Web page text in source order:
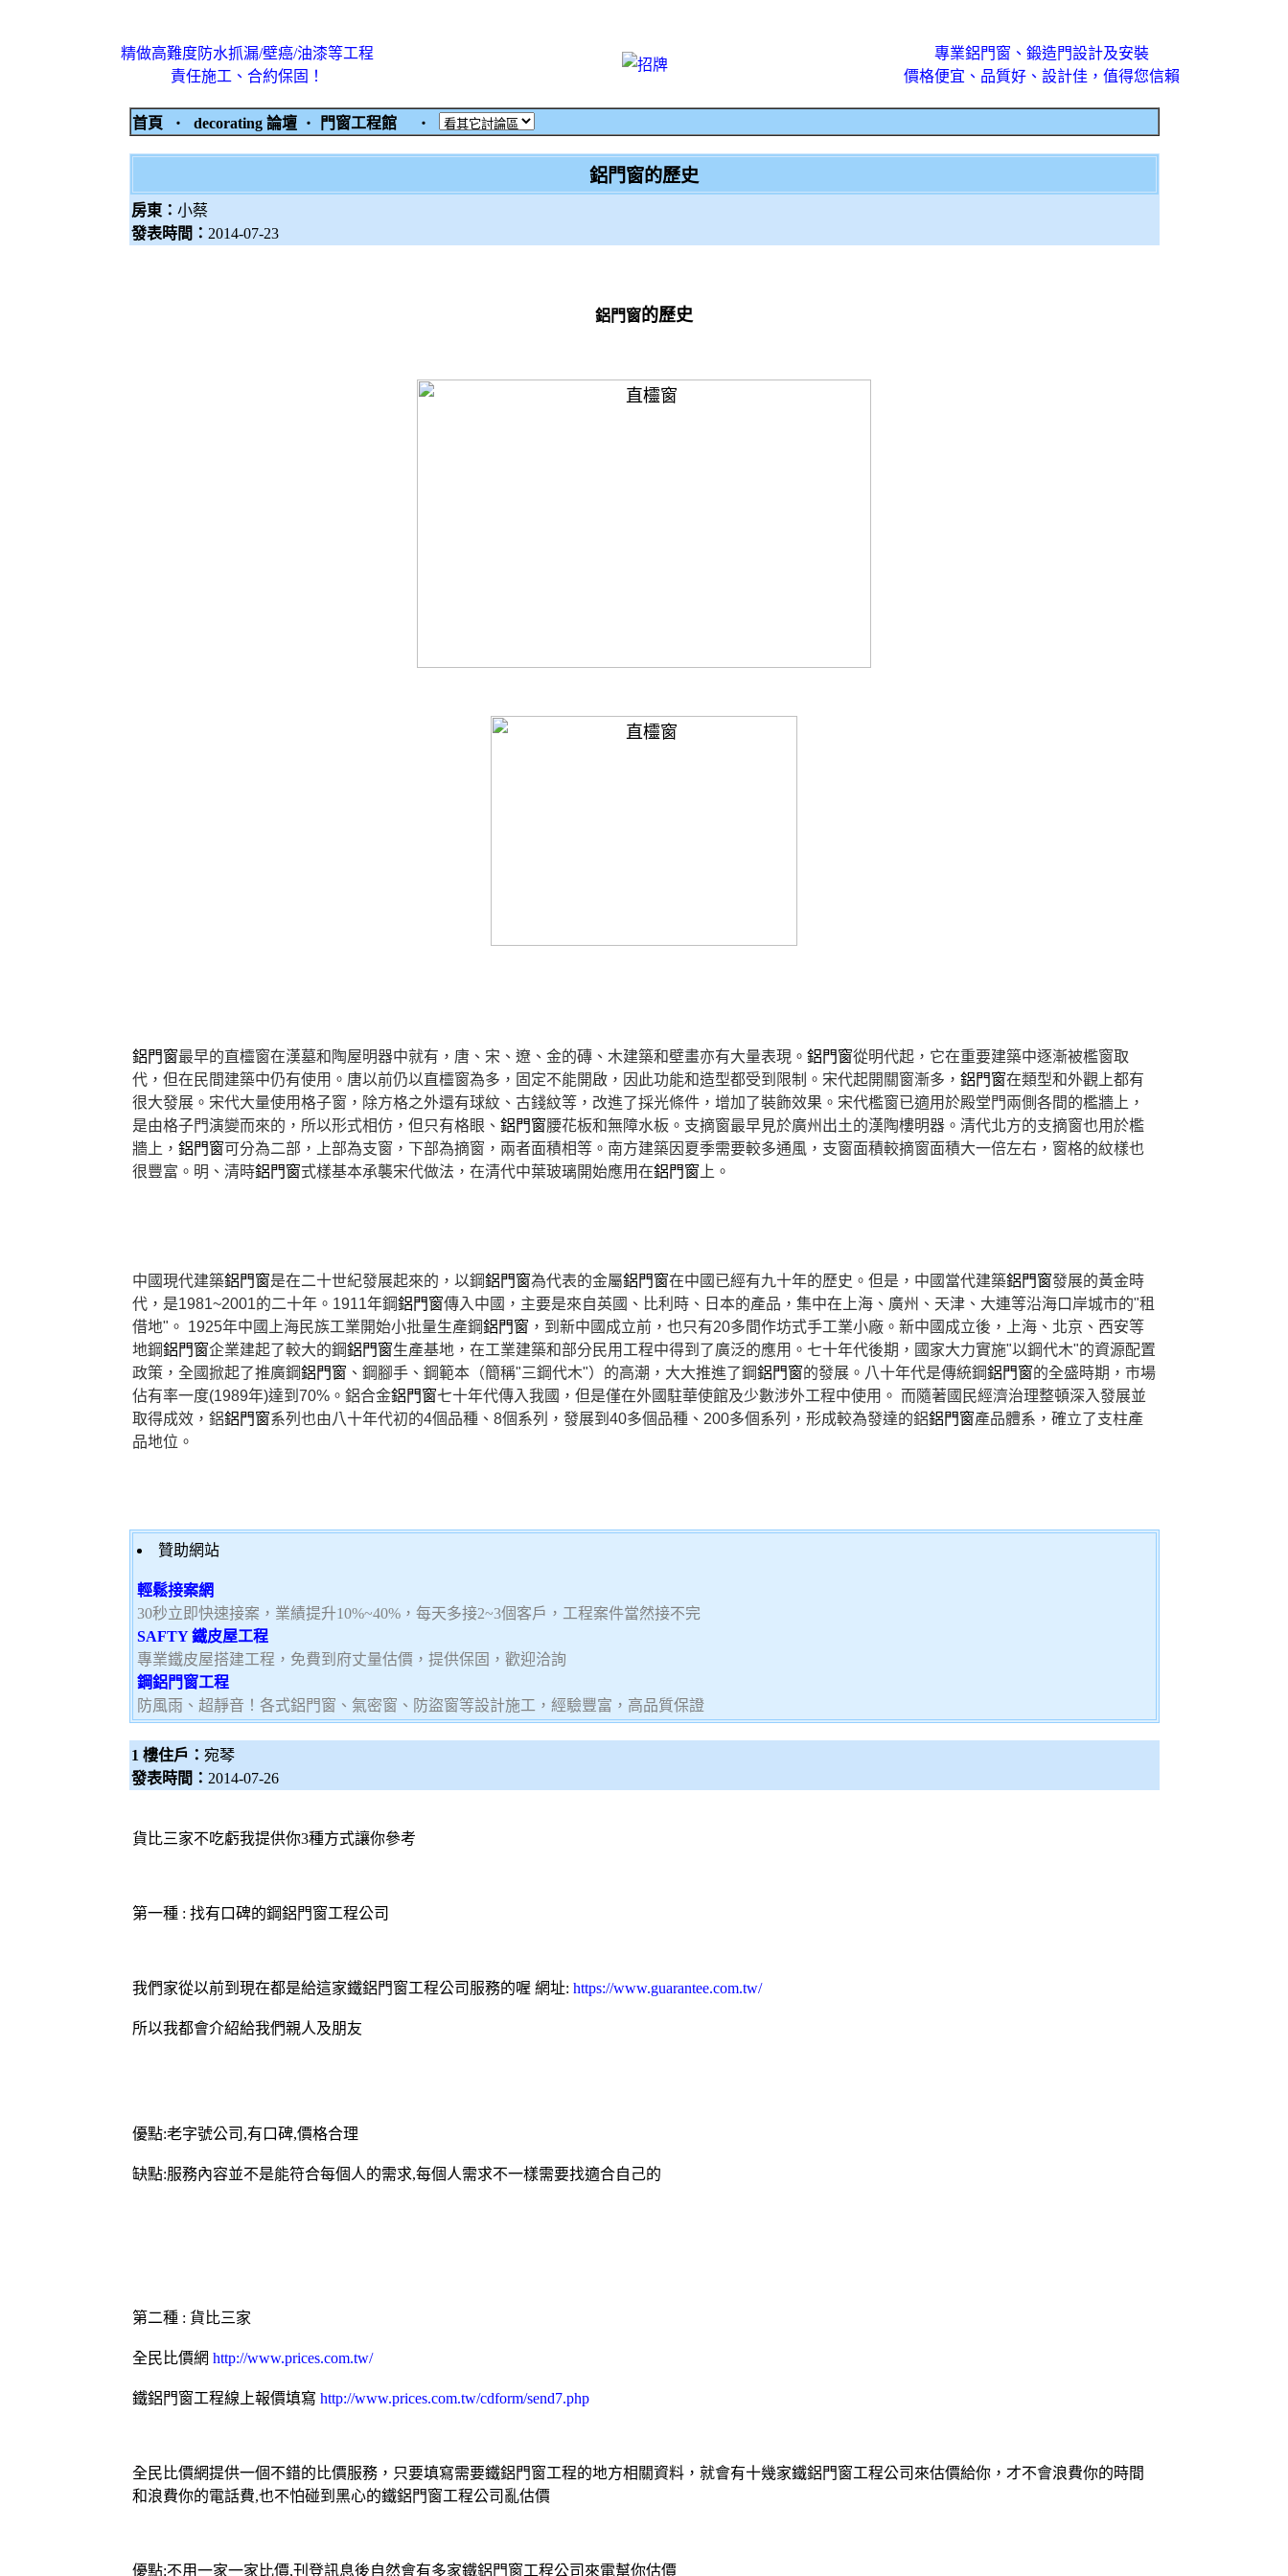
精做高難度防水抓漏/壁癌/油漆等工程
責任施工、合約保固！
專業鋁門窗、鍛造門設計及安裝
價格便宜、品質好、設計佳，值得您信賴
首頁 ‧ decorating 論壇 ‧ 門窗工程館 ‧
鋁門窗的歷史
房東： 小蔡
發表時間： 2014-07-23
鋁門窗的歷史
鋁門窗最早的直欞窗在漢墓和陶屋明器中就有，唐、宋、遼、金的磚、木建築和壁畫亦有大量表現。 鋁門窗從明代起，它在重要建築中逐漸被檻窗取
代，但在民間建築中仍有使用。唐以前仍以直欞窗為多，固定不能開啟，因此功能和造型都受到限制。宋代起開關窗漸多， 鋁門窗在類型和外觀上都有
很大發展。宋代大量使用格子窗，除方格之外還有球紋、古錢紋等，改進了採光條件，增加了裝飾效果。宋代檻窗已適用於殿堂門兩側各間的檻牆上，
是由格子門演變而來的，所以形式相仿，但只有格眼、 鋁門窗腰花板和無障水板。支摘窗最早見於廣州出土的漢陶樓明器。清代北方的支摘窗也用於檻
牆上， 鋁門窗可分為二部，上部為支窗，下部為摘窗，兩者面積相等。南方建築因夏季需要較多通風，支窗面積較摘窗面積大一倍左右，窗格的紋樣也
很豐富。明、清時鋁門窗式樣基本承襲宋代做法，在清代中葉玻璃開始應用在鋁門窗 上。
中國現代建築鋁門窗是在二十世紀發展起來的，以鋼鋁門窗為代表的金屬鋁門窗在中國已經有九十年的歷史。但是，中國當代建築鋁門窗發展的黃金時
代，是1981~2001的二十年。1911年鋼鋁門窗傳入中國，主要是來自英國、比利時、日本的產品，集中在上海、廣州、天津、大連等沿海口岸城市的"租
借地"。 1925年中國上海民族工業開始小批量生產鋼鋁門窗 ，到新中國成立前，也只有20多間作坊式手工業小廠。新中國成立後，上海、北京、西安等
地鋼鋁門窗企業建起了較大的鋼鋁門窗生產基地，在工業建築和部分民用工程中得到了廣泛的應用。七十年代後期，國家大力實施"以鋼代木"的資源配置
政策，全國掀起了推廣鋼鋁門窗 、鋼腳手、鋼範本（簡稱"三鋼代木"）的高潮，大大推進了鋼鋁門窗的發展。八十年代是傳統鋼鋁門窗的全盛時期，市場
佔有率一度(1989年)達到70%。鋁合金鋁門窗七十年代傳入我國，但是僅在外國駐華使館及少數涉外工程中使用。 而隨著國民經濟治理整頓深入發展並
取得成效，鋁鋁門窗系列也由八十年代初的4個品種、8個系列，發展到40多個品種、200多個系列，形成較為發達的鋁鋁門窗產品體系，確立了支柱產
品地位。
贊助網站
輕鬆接案網
30秒立即快速接案，業績提升10%~40%，每天多接2~3個客戶，工程案件當然接不完
SAFTY 鐵皮屋工程
專業鐵皮屋搭建工程，免費到府丈量估價，提供保固，歡迎洽詢
鋼鋁門窗工程
防風雨、超靜音！各式鋁門窗、氣密窗、防盜窗等設計施工，經驗豐富，高品質保證
1 樓住戶： 宛琴
發表時間： 2014-07-26
貨比三家不吃虧我提供你3種方式讓你參考
第一種 : 找有口碑的鋼鋁門窗工程公司
我們家從以前到現在都是給這家鐵鋁門窗工程公司服務的喔 網址: https://www.guarantee.com.tw/
所以我都會介紹給我們親人及朋友
優點:老字號公司,有口碑,價格合理
缺點:服務內容並不是能符合每個人的需求,每個人需求不一樣需要找適合自己的
第二種 : 貨比三家
全民比價網 http://www.prices.com.tw/
鐵鋁門窗工程線上報價填寫 http://www.prices.com.tw/cdform/send7.php
全民比價網提供一個不錯的比價服務，只要填寫需要鐵鋁門窗工程的地方相關資料，就會有十幾家鐵鋁門窗工程公司來估價給你，才不會浪費你的時間
和浪費你的電話費,也不怕碰到黑心的鐵鋁門窗工程公司亂估價
優點:不用一家一家比價,刊登訊息後自然會有多家鐵鋁門窗工程公司來電幫你估價